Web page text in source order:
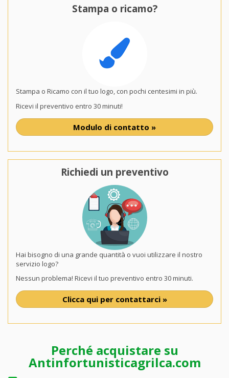
Stampa o ricamo?
Stampa o Ricamo con il tuo logo, con pochi centesimi in più.
Ricevi il preventivo entro 30 minuti!
Modulo di contatto »
Richiedi un preventivo
Hai bisogno di una grande quantità o vuoi utilizzare il nostro
servizio logo?
Nessun problema! Ricevi il tuo preventivo entro 30 minuti.
Clicca qui per contattarci »
Perché acquistare su
Antinfortunisticagrilca.com